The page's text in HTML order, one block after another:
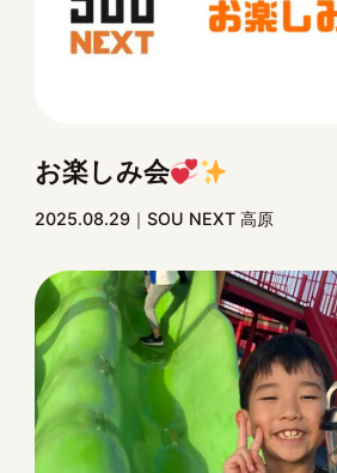
お楽しみ会
2025.08.29 SOU NEXT 高原